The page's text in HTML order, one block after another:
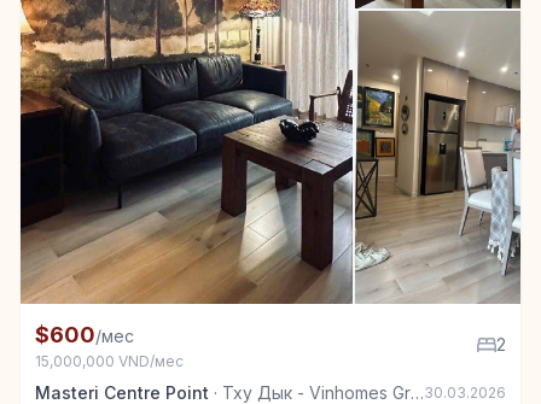
Квартира в аренду в Тху Дык - Vinhomes Grand
$600/мес
15,000,000 VND/мес
2
Masteri Centre Point · Тху Дык - Vinhomes Grand Park 30.03.2026